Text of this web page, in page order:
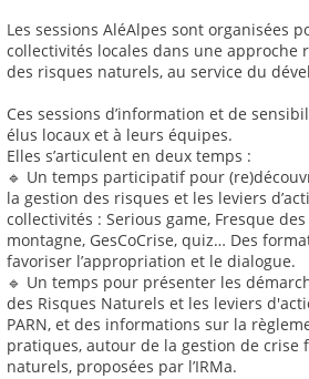
Les sessions AléAlpes sont organisées
collectivités locales dans une approche
des risques naturels, au service du
Ces sessions d’information et de
élus locaux et à leurs équipes.
Elles s’articulent en deux temps :
🔹 Un temps participatif pour
la gestion des risques et les leviers
collectivités : Serious game, Fresque
montagne, GesCoCrise, quiz… Des
favoriser l’appropriation et le dialogue.
🔹 Un temps pour présenter les
des Risques Naturels et les leviers
PARN, et des informations sur la
pratiques, autour de la gestion de crise
naturels, proposées par l’IRMa.